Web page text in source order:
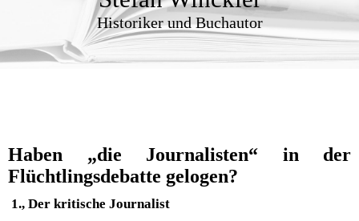
Historiker und Buchautor
Haben „die Journalisten“ in der
Flüchtlingsdebatte gelogen?
1., Der kritische Journalist